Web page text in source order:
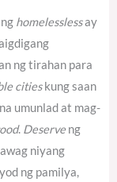
homelesslessay
ng tirahan para
citieskung saan
umunlad at mag-
. Deserveng
niyang
ng pamilya,